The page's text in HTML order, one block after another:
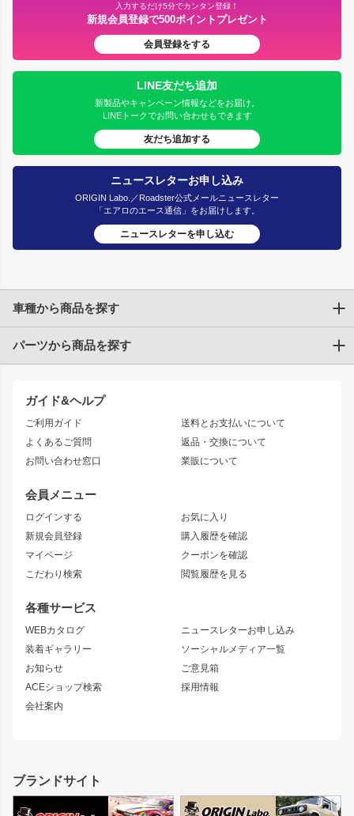
入力するだけ5分でカンタン登録！
新規会員登録で500ポイントプレゼント
会員登録をする
LINE友だち追加
新製品やキャンペーン情報などをお届け。
LINEトークでお問い合わせもできます
友だち追加する
ニュースレターお申し込み
ORIGIN Labo.／Roadster公式メールニュースレター
「エアロのエース通信」をお届けします。
ニュースレターを申し込む
ガイド&ヘルプ
ご利用ガイド
よくあるご質問
お問い合わせ窓口
送料とお支払いについて
返品・交換について
業販について
会員メニュー
ログインする
新規会員登録
マイページ
こだわり検索
お気に入り
購入履歴を確認
クーポンを確認
閲覧履歴を見る
各種サービス
WEBカタログ
装着ギャラリー
お知らせ
ACEショップ検索
会社案内
ニュースレターお申し込み
ソーシャルメディア一覧
ご意見箱
採用情報
車種から商品を探す
トヨタ
JZX90 CHASER
JZX110 MARK II
JZX100 MARK II
JZX90 MARK II
トレノ
マークX
アリスト
ソアラ
アルテッツァ
ニッサン
S15 シルビア
S14 シルビア 後期
S13 シルビア
180SX
シルエイティ
ワンビア
ローレル
セフィーロ
キャラバン
スズキ
GS350
SC
パーツから商品を探す
エアロシリーズ
ドリフトライン
風神
雷神
レーシングライン
アタックライン
ストリームライン
リアウイング
ジムニーパーツ
ホイール
MUD-S7
MUD-SR7
まつど家 鉄漢
ボンネット
フェンダー
サイドパーツ
リアゲート
メンテナンスパーツ
ブランドサイト